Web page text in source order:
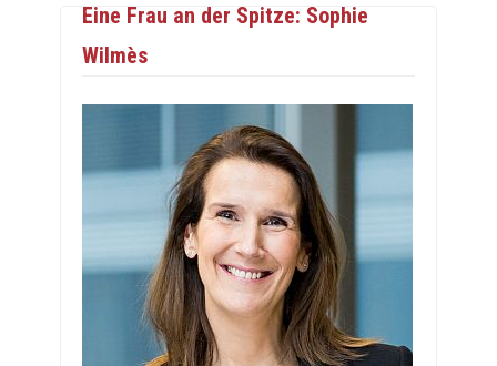
Eine Frau an der Spitze: Sophie
Wilmès